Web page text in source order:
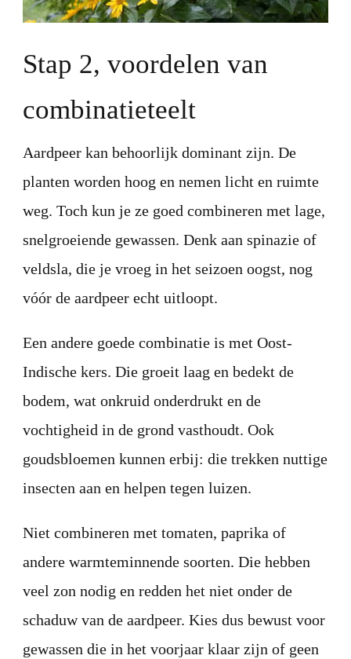
Stap 2, voordelen van
combinatieteelt
Aardpeer kan behoorlijk dominant zijn. De
planten worden hoog en nemen licht en ruimte
weg. Toch kun je ze goed combineren met lage,
snelgroeiende gewassen. Denk aan spinazie of
veldsla, die je vroeg in het seizoen oogst, nog
vóór de aardpeer echt uitloopt.
Een andere goede combinatie is met Oost-
Indische kers. Die groeit laag en bedekt de
bodem, wat onkruid onderdrukt en de
vochtigheid in de grond vasthoudt. Ook
goudsbloemen kunnen erbij: die trekken nuttige
insecten aan en helpen tegen luizen.
Niet combineren met tomaten, paprika of
andere warmteminnende soorten. Die hebben
veel zon nodig en redden het niet onder de
schaduw van de aardpeer. Kies dus bewust voor
gewassen die in het voorjaar klaar zijn of geen